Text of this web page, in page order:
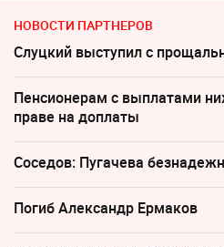
НОВОСТИ ПАРТНЕРОВ
Слуцкий выступил с
Пенсионерам с выплатами
праве на доплаты
Соседов: Пугачева
Погиб Александр Ермаков